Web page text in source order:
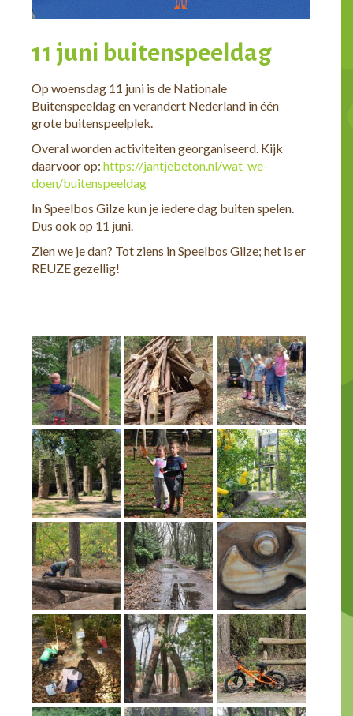
11 juni buitenspeeldag
Op woensdag 11 juni is de Nationale
Buitenspeeldag en verandert Nederland in één
grote buitenspeelplek.
Overal worden activiteiten georganiseerd. Kijk
daarvoor op: https://jantjebeton.nl/wat-we-
doen/buitenspeeldag
In Speelbos Gilze kun je iedere dag buiten spelen.
Dus ook op 11 juni.
Zien we je dan? Tot ziens in Speelbos Gilze; het is er
REUZE gezellig!